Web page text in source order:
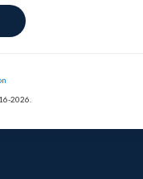
2026.